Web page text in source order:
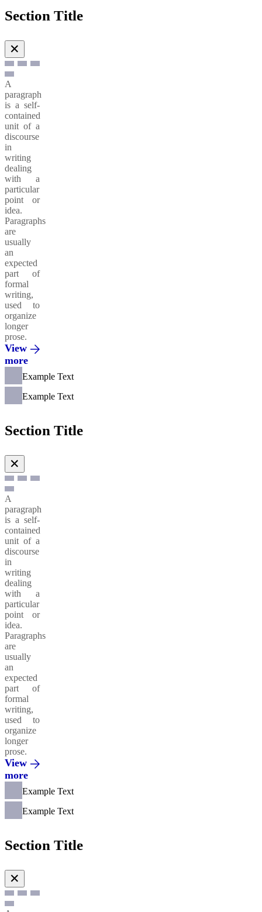
Section Title
✕
A
paragraph
is a self-
contained
unit of a
discourse
in
writing
dealing
with a
particular
point or
idea.
Paragraphs
are
usually
an
expected
part of
formal
writing,
used to
organize
longer
prose.
View
more
Example Text
Example Text
Section Title
✕
A
paragraph
is a self-
contained
unit of a
discourse
in
writing
dealing
with a
particular
point or
idea.
Paragraphs
are
usually
an
expected
part of
formal
writing,
used to
organize
longer
prose.
View
more
Example Text
Example Text
Section Title
✕